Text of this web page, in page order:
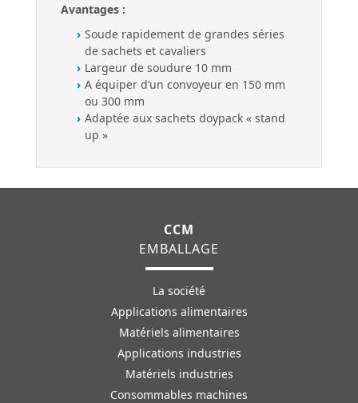
Avantages :
Soude rapidement de grandes séries
de sachets et cavaliers
Largeur de soudure 10 mm
A équiper d’un convoyeur en 150 mm
ou 300 mm
Adaptée aux sachets doypack « stand
up »
CCM
EMBALLAGE
La société
Applications alimentaires
Matériels alimentaires
Applications industries
Matériels industries
Consommables machines